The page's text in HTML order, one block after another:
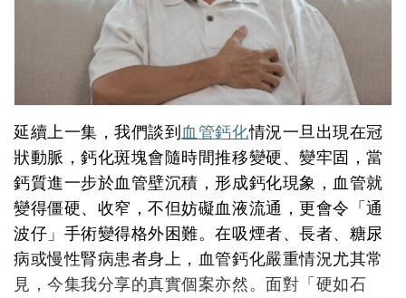
延續上一集，我們談到血管鈣化情況一旦出現在冠
狀動脈，鈣化斑塊會隨時間推移變硬、變牢固，當
鈣質進一步於血管壁沉積，形成鈣化現象，血管就
變得僵硬、收窄，不但妨礙血液流通，更會令「通
波仔」手術變得格外困難。在吸煙者、長者、糖尿
病或慢性腎病患者身上，血管鈣化嚴重情況尤其常
見，今集我分享的真實個案亦然。面對「硬如石